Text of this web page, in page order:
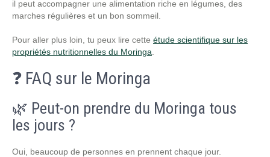
il peut accompagner une alimentation riche en légumes, des
marches régulières et un bon sommeil.
Pour aller plus loin, tu peux lire cette étude scientifique sur les
propriétés nutritionnelles du Moringa
❓ FAQ sur le Moringa
🌿 Peut-on prendre du Moringa tous
les jours ?
Oui, beaucoup de personnes en prennent chaque jour.